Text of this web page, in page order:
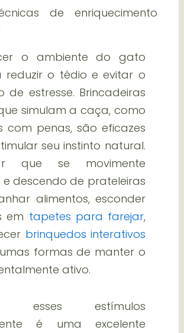
de enriquecimento
o ambiente do gato
reduzir o tédio e evitar o
de estresse. Brincadeiras
simulam a caça, como
com penas, são eficazes
seu instinto natural.
que se movimente
e descendo de prateleiras
alimentos, esconder
em tapetes para farejar,
brinquedos interativos
formas de manter o
ativo.
esses estímulos
é uma excelente